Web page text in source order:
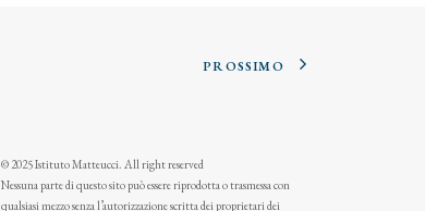
PROSSIMO
© 2025 Istituto Matteucci. All right reserved
Nessuna parte di questo sito può essere riprodotta o trasmessa con
qualsiasi mezzo senza l’autorizzazione scritta dei proprietari dei